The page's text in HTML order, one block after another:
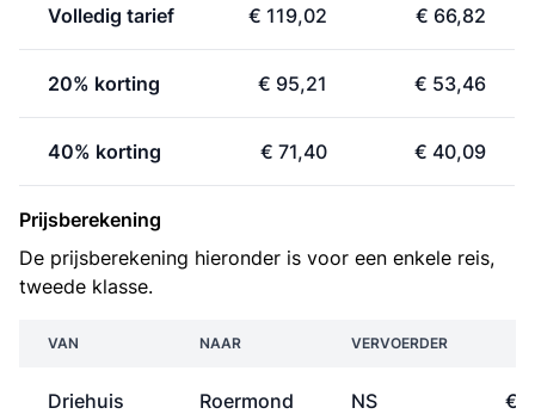
Volledig tarief € 119,02 € 66,82
20% korting € 95,21 € 53,46
40% korting € 71,40 € 40,09
Prijsberekening
De prijsberekening hieronder is voor een enkele reis,
tweede klasse.
VAN NAAR VERVOERDER
Driehuis Roermond NS €